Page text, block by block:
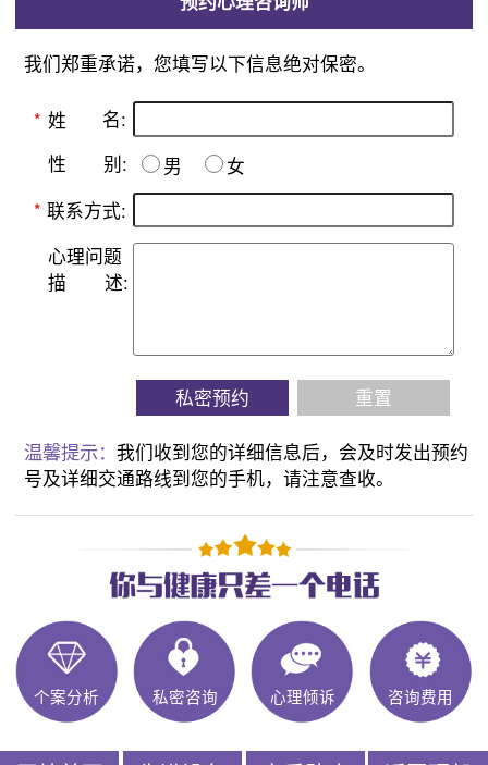
我们郑重承诺，您填写以下信息绝对保密。
* 姓 名:
性 别: 男
女
* 联系方式:
心理问题
描
述:
私密预约 重置
温馨提示：我们收到您的详细信息后，会及时发出预约
号及详细交通路线到您的手机，请注意查收。
个案分析 私密咨询 心理倾诉 咨询费用